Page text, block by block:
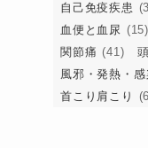
自己免疫疾患
血便と血尿 (15)
関節痛 (41)
風邪・発熱・感
首こり肩こり